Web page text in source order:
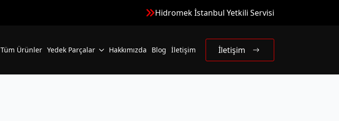
Hidromek İstanbul Yetkili Servisi
Tüm Ürünler Yedek Parçalar Hakkımızda Blog İletişim İletişim